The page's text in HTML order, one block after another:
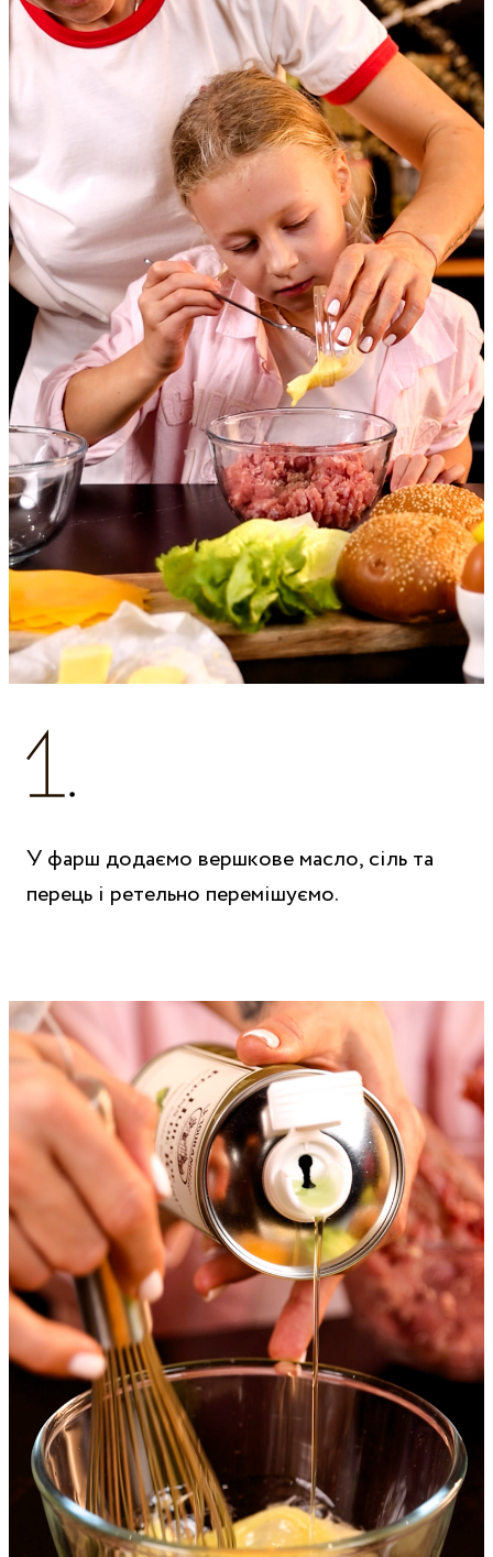
У фарш додаємо вершкове масло, сіль та
перець і ретельно перемішуємо.